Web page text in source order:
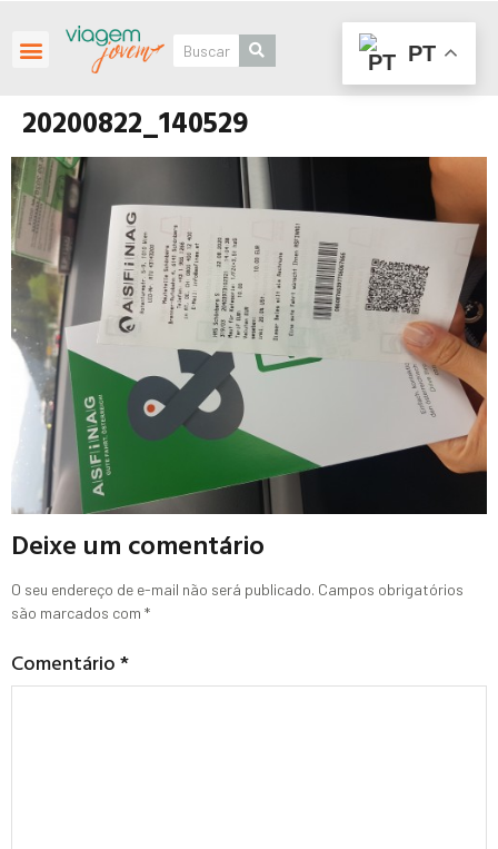
20200822_140529
Deixe um comentário
O seu endereço de e-mail não será publicado. Campos obrigatórios
são marcados com *
Comentário*
PT